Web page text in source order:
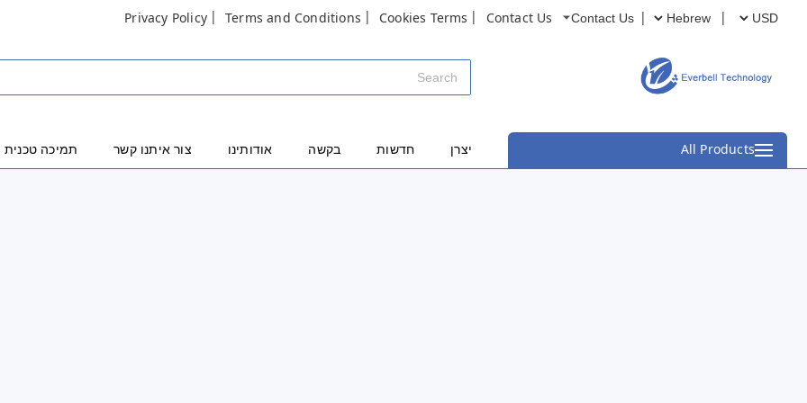
Contact Us
Contact Us
Cookies Terms
Terms and Conditions
Privacy Policy
All Products יצרן חדשות בקשה אודותינו צור איתנו קשר תמיכה טכנית